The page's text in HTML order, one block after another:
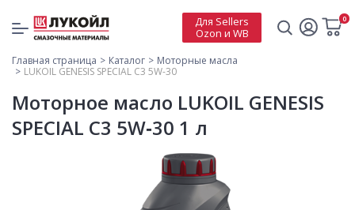
Для Sellers
Ozon и WB
0
Главная страница Каталог
Моторные масла
LUKOIL GENESIS SPECIAL С3 5W-30
Моторное масло LUKOIL GENESIS
SPECIAL С3 5W‑30 1 л